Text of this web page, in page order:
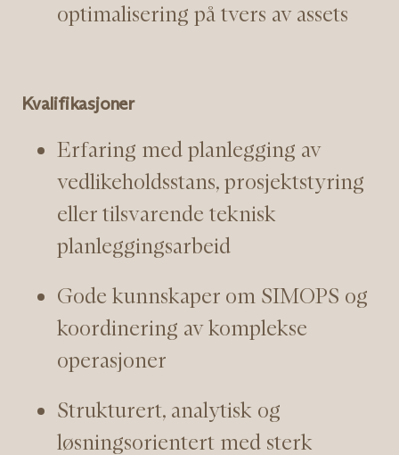
optimalisering på tvers av assets
Kvalifikasjoner
Erfaring med planlegging av
vedlikeholdsstans, prosjektstyring
eller tilsvarende teknisk
planleggingsarbeid
Gode kunnskaper om SIMOPS og
koordinering av komplekse
operasjoner
Strukturert, analytisk og
løsningsorientert med sterk